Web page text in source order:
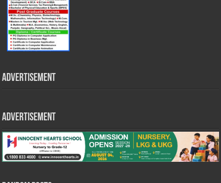
Advertisement
Advertisement